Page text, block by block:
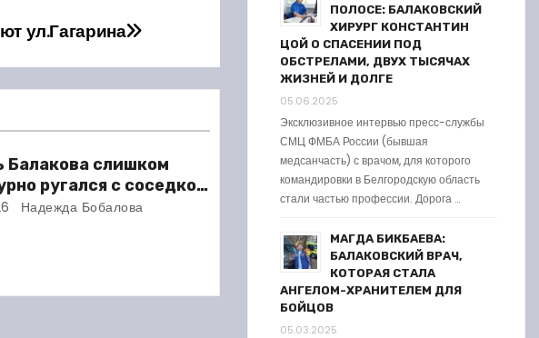
ул.Гагарина
Балакова слишком
ругался с соседкой
двое суток ареста
Надежда Бобалова
ПОЛОСЕ: БАЛАКОВСКИЙ
ХИРУРГ КОНСТАНТИН
ЦОЙ О СПАСЕНИИ ПОД
ОБСТРЕЛАМИ, ДВУХ ТЫСЯЧАХ
ЖИЗНЕЙ И ДОЛГЕ
05.06.2025
Эксклюзивное интервью пресс-службы
СМЦ ФМБА России (бывшая
медсанчасть) с врачом, для которого
командировки в Белгородскую область
стали частью профессии. Дорога …
МАГДА БИКБАЕВА:
БАЛАКОВСКИЙ ВРАЧ,
КОТОРАЯ СТАЛА
АНГЕЛОМ-ХРАНИТЕЛЕМ ДЛЯ
БОЙЦОВ
05.03.2025